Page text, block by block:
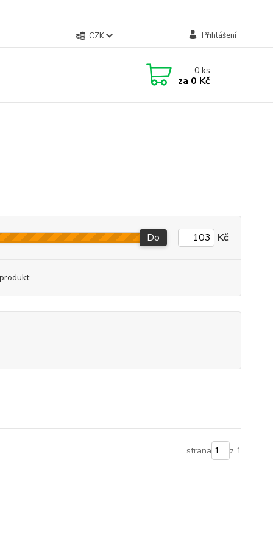
CZK Přihlášení
0ks
za 0 Kč
Do Kč
strana z 1